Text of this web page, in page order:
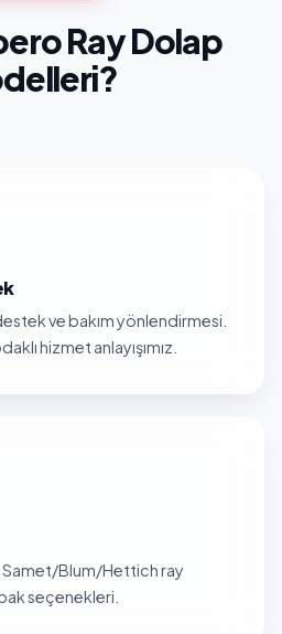
Ray Dolap
ve bakım yönlendirmesi.
hizmet anlayışımız.
Samet/Blum/Hettich ray
seçenekleri.